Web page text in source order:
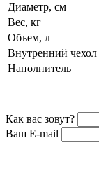
Диаметр, см
Вес, кг
Объем, л
Внутренний чехол
Наполнитель
Как вас зовут?
Ваш E-mail